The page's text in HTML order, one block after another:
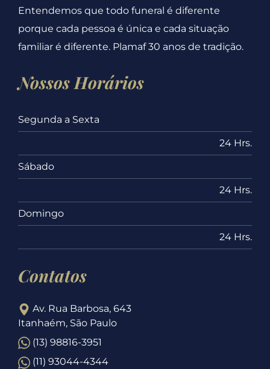
Entendemos que todo funeral é diferente
porque cada pessoa é única e cada situação
familiar é diferente. Plamaf 30 anos de tradição.
Nossos Horários
Segunda a Sexta
24 Hrs.
Sábado
24 Hrs.
Domingo
24 Hrs.
Contatos
Av. Rua Barbosa, 643
Itanhaém, São Paulo
(13) 98816-3951
(11) 93044-4344